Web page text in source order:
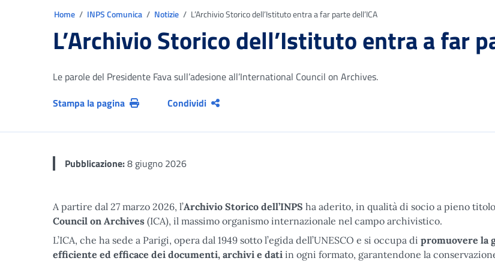
Home INPS Comunica Notizie L’Archivio Storico dell’Istituto entra a far parte dell’ICA
L’Archivio Storico dell’Istituto entra a far
Le parole del Presidente Fava sull’adesione all’International Council on Archives.
Stampa la pagina
Condividi
Pubblicazione:8 giugno 2026
A partire dal 27 marzo 2026, l’Archivio Storico dell’INPS ha aderito, in qualità di socio a pieno
Council on Archives (ICA), il massimo organismo internazionale nel campo archivistico.
L’ICA, che ha sede a Parigi, opera dal 1949 sotto l’egida dell’UNESCO e si occupa di promuovere la
efficiente ed efficace dei documenti, archivi e dati in ogni formato, garantendone la